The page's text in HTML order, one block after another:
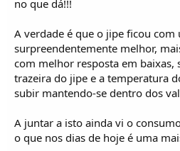
no que dá!!!
A verdade é que o jipe ficou
surpreendentemente melhor,
com melhor resposta em baixas,
trazeira do jipe e a temperatura
subir mantendo-se dentro dos
A juntar a isto ainda vi o
o que nos dias de hoje é uma